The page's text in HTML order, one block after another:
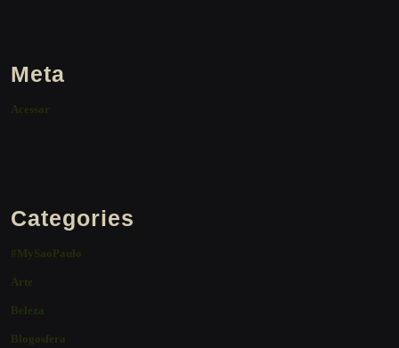
Meta
Acessar
Categories
#MySaoPaulo
Arte
Beleza
Blogosfera